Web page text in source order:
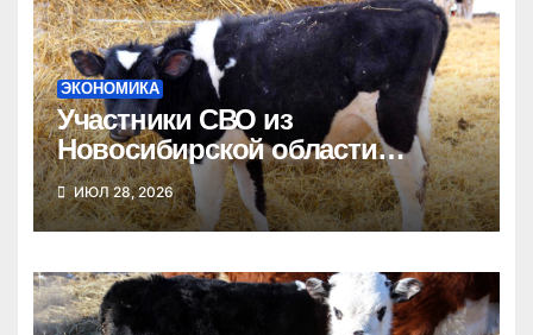
ЭКОНОМИКА
Участники СВО из
Новосибирской области
получат гранты на развитие
агробизнеса
ИЮЛ 28, 2026